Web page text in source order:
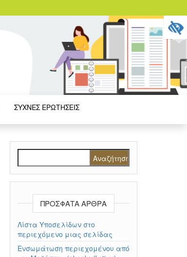
ΣΥΧΝΈΣ ΕΡΩΤΉΣΕΙΣ
ΠΡΌΣΦΑΤΑ ΆΡΘΡΑ
Λίστα Υποσελίδων στο
περιεχόμενο μιας σελίδας
Ενσωμάτωση περιεχομένου από